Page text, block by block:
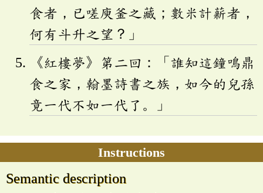
食者，已嗟庾釜之藏；數米計薪者，
何有斗升之望？」
《紅樓夢》第二回：「誰知這鐘鳴鼎
食之家，翰墨詩書之族，如今的兒孫
竟一代不如一代了。」
Instructions
Semantic description